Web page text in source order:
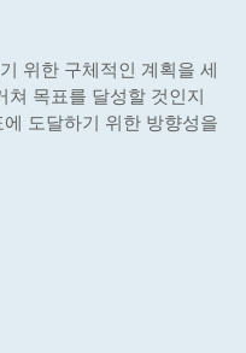
위한 구체적인 계획을 세
목표를 달성할 것인지
도달하기 위한 방향성을